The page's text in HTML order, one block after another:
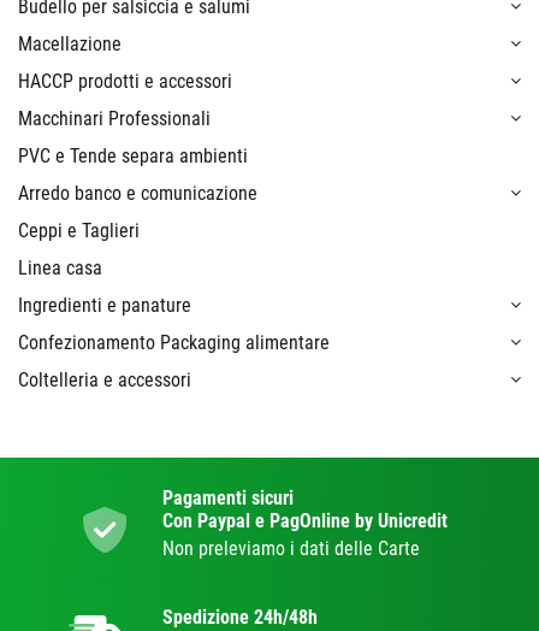
Budello per salsiccia e salumi
Macellazione
HACCP prodotti e accessori
Macchinari Professionali
PVC e Tende separa ambienti
Arredo banco e comunicazione
Ceppi e Taglieri
Linea casa
Ingredienti e panature
Confezionamento Packaging alimentare
Coltelleria e accessori
Pagamenti sicuri
Con Paypal e PagOnline by Unicredit
Non preleviamo i dati delle Carte
Spedizione 24h/48h